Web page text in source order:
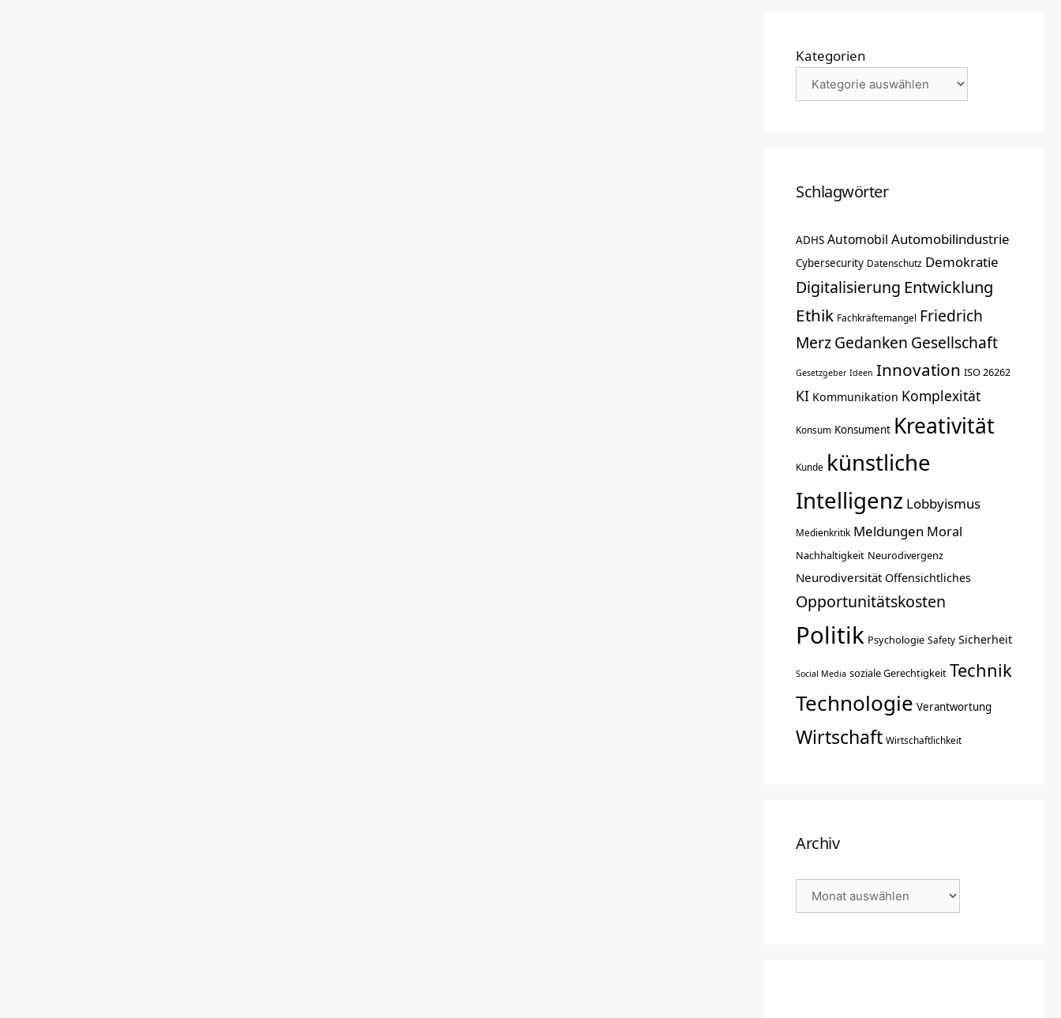
Kategorien
Schlagwörter
ADHS Automobil Automobilindustrie
Cybersecurity Datenschutz Demokratie
Digitalisierung Entwicklung
Ethik Fachkräftemangel Friedrich
MerzGedanken Gesellschaft
Gesetzgeber Ideen Innovation ISO 26262
KI Kommunikation Komplexität
Konsum Konsument Kreativität
Kunde künstliche
Intelligenz Lobbyismus
Medienkritik Meldungen Moral
Nachhaltigkeit Neurodivergenz
Neurodiversität Offensichtliches
Opportunitätskosten
Politik Psychologie Safety Sicherheit
Social Media soziale Gerechtigkeit Technik
Technologie Verantwortung
Wirtschaft Wirtschaftlichkeit
Archiv
Archiv